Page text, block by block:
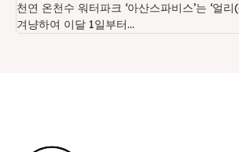
천연 온천수 워터파크 ‘아산스파비스’는 ‘얼
겨냥하여 이달 1일부터...